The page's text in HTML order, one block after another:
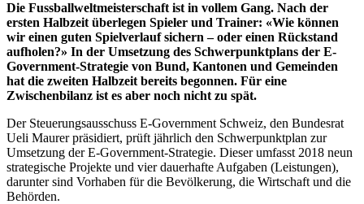
Die Fussballweltmeisterschaft ist in vollem Gang. Nach der
ersten Halbzeit überlegen Spieler und Trainer: «Wie können
wir einen guten Spielverlauf sichern – oder einen Rückstand
aufholen?» In der Umsetzung des Schwerpunktplans der E-
Government-Strategie von Bund, Kantonen und Gemeinden
hat die zweiten Halbzeit bereits begonnen. Für eine
Zwischenbilanz ist es aber noch nicht zu spät.
Der Steuerungsausschuss E-Government Schweiz, den Bundesrat
Ueli Maurer präsidiert, prüft jährlich den Schwerpunktplan zur
Umsetzung der E-Government-Strategie. Dieser umfasst 2018 neun
strategische Projekte und vier dauerhafte Aufgaben (Leistungen),
darunter sind Vorhaben für die Bevölkerung, die Wirtschaft und die
Behörden.